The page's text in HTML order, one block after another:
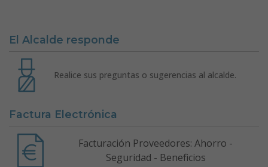
El Alcalde responde
Realice sus preguntas o sugerencias al alcalde.
Factura Electrónica
Facturación Proveedores: Ahorro -
Seguridad - Beneficios